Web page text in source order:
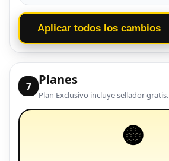
Aplicar todos los cambios
7 Planes
Plan Exclusivo incluye sellador gratis.
🟡